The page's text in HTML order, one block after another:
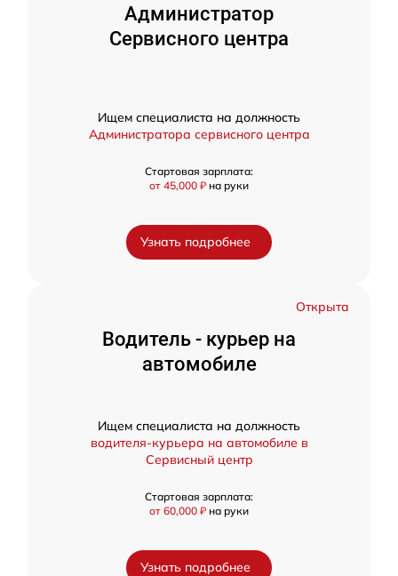
Администратор
Сервисного центра
Ищем специалиста на должность
Администратора сервисного центра
Стартовая зарплата:
от 45,000 ₽ на руки
Узнать подробнее
Открыта
Водитель - курьер на
автомобиле
Ищем специалиста на должность
водителя-курьера на автомобиле в
Сервисный центр
Стартовая зарплата:
от 60,000 ₽ на руки
Узнать подробнее